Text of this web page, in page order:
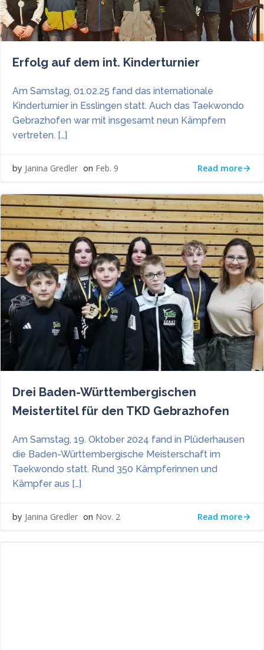
Erfolg auf dem int. Kinderturnier
Am Samstag, 01.02.25 fand das internationale
Kinderturnier in Esslingen statt. Auch das Taekwondo
Gebrazhofen war mit insgesamt neun Kämpfern
vertreten. […]
by Janina Gredler on Feb. 9 Read more
Drei Baden-Württembergischen
Meistertitel für den TKD Gebrazhofen
Am Samstag, 19. Oktober 2024 fand in Plüderhausen
die Baden-Württembergische Meisterschaft im
Taekwondo statt. Rund 350 Kämpferinnen und
Kämpfer aus […]
by Janina Gredler on Nov. 2 Read more